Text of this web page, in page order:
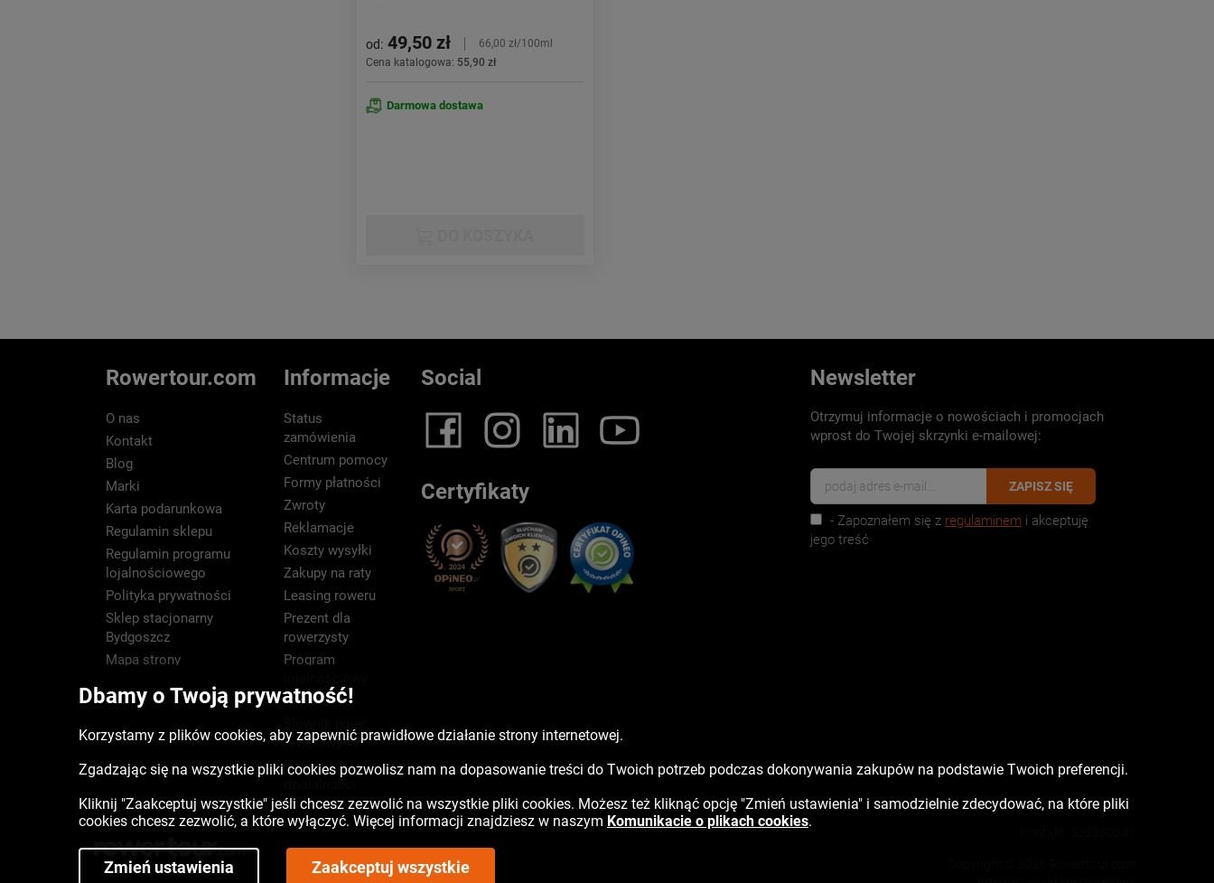
od:49,50 zł
66,00 zł/100ml
Cena katalogowa: 55,90 zł
Darmowa dostawa
Rowertour.com
O nas
Kontakt
Blog
Marki
Karta podarunkowa
Regulamin sklepu
Regulamin programu
lojalnościowego
Polityka prywatności
Sklep stacjonarny
Bydgoszcz
Mapa strony
Informacje
Status
zamówienia
Centrum pomocy
Formy płatności
Zwroty
Reklamacje
Koszty wysyłki
Zakupy na raty
Leasing roweru
Prezent dla
rowerzysty
Program
Newsletter
rowerowych
Zasięg
Social
Certyfikaty
Newsletter
Otrzymuj informacje o nowościach i promocjach
wprost do Twojej skrzynki e-mailowej:
ZAPISZ SIĘ
- Zapoznałem się z regulaminem i akceptuję
jego treść
Dbamy o Twoją prywatność!
Korzystamy z plików cookies, aby zapewnić prawidłowe działanie strony internetowej.
Zgadzając się na wszystkie pliki cookies pozwolisz nam na dopasowanie treści do Twoich potrzeb podczas dokonywania zakupów na podstawie Twoich preferencji.
Kliknij "Zaakceptuj wszystkie" jeśli chcesz zezwolić na wszystkie pliki cookies. Możesz też kliknąć opcję "Zmień ustawienia" i samodzielnie zdecydować, na które pliki
cookies chcesz zezwolić, a które wyłączyć. Więcej informacji znajdziesz w naszym Komunikacie o plikach cookies.
Zmień ustawienia Zaakceptuj wszystkie